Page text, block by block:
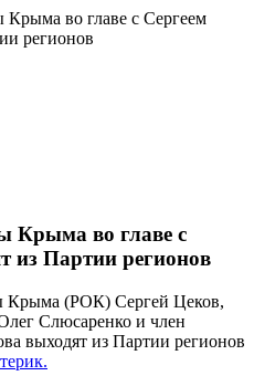
во главе с Сергеем
регионов
Крыма во главе с
из Партии регионов
Крыма (РОК) Сергей Цеков,
Слюсаренко и член
выходят из Партии регионов